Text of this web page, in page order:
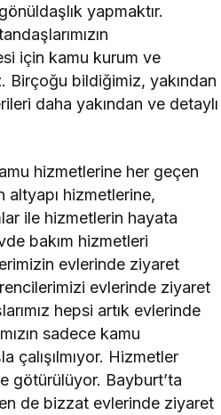
yapmaktır.
için kamu kurum ve
Birçoğu bildiğimiz, yakından
daha yakından ve detaylı
hizmetlerine her geçen
altyapı hizmetlerine,
ile hizmetlerin hayata
bakım hizmetleri
evlerinde ziyaret
evlerinde ziyaret
hepsi artık evlerinde
sadece kamu
çalışılmıyor. Hizmetler
götürülüyor. Bayburt’ta
de bizzat evlerinde ziyaret